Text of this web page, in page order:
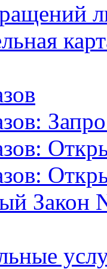
Закон